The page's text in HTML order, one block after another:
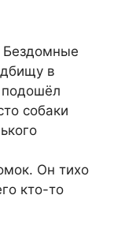
Бездомные
в
собаки
Он тихо
кто-то